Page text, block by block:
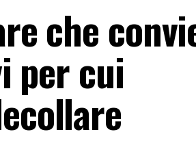
che
per cui